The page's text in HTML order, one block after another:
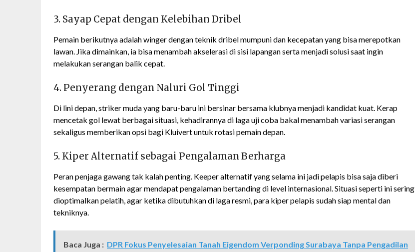
3. Sayap Cepat dengan Kelebihan Dribel
Pemain berikutnya adalah winger dengan teknik dribel mumpuni dan kecepatan yang bisa merepotkan
lawan. Jika dimainkan, ia bisa menambah akselerasi di sisi lapangan serta menjadi solusi saat ingin
melakukan serangan balik cepat.
4. Penyerang dengan Naluri Gol Tinggi
Di lini depan, striker muda yang baru-baru ini bersinar bersama klubnya menjadi kandidat kuat. Kerap
mencetak gol lewat berbagai situasi, kehadirannya di laga uji coba bakal menambah variasi serangan
sekaligus memberikan opsi bagi Kluivert untuk rotasi pemain depan.
5. Kiper Alternatif sebagai Pengalaman Berharga
Peran penjaga gawang tak kalah penting. Keeper alternatif yang selama ini jadi pelapis bisa saja diberi
kesempatan bermain agar mendapat pengalaman bertanding di level internasional. Situasi seperti ini sering
dioptimalkan pelatih, agar ketika dibutuhkan di laga resmi, para kiper pelapis sudah siap mental dan
tekniknya.
Baca Juga : DPR Fokus Penyelesaian Tanah Eigendom Verponding Surabaya Tanpa Pengadilan